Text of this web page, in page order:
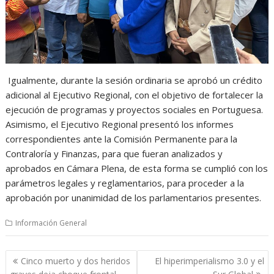
Igualmente, durante la sesión ordinaria se aprobó un crédito
adicional al Ejecutivo Regional, con el objetivo de fortalecer la
ejecución de programas y proyectos sociales en Portuguesa.
Asimismo, el Ejecutivo Regional presentó los informes
correspondientes ante la Comisión Permanente para la
Contraloría y Finanzas, para que fueran analizados y
aprobados en Cámara Plena, de esta forma se cumplió con los
parámetros legales y reglamentarios, para proceder a la
aprobación por unanimidad de los parlamentarios presentes.
Información General
Navegación
Cinco muerto y dos heridos
El hiperimperialismo 3.0 y el